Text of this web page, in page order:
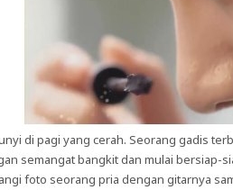
di pagi yang cerah. Seorang gadis
semangat bangkit dan mulai bersiap-
foto seorang pria dengan gitarnya